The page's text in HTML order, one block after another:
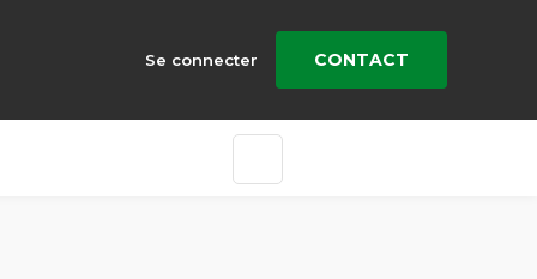
Se connecter CONTACT